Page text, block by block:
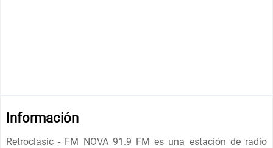
Información
Retroclasic - FM NOVA 91.9 FM es una estación de radio